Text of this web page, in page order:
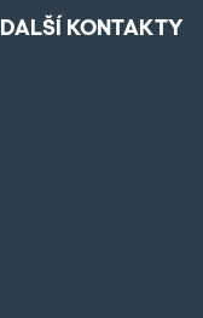
DALŠÍ KONTAKTY